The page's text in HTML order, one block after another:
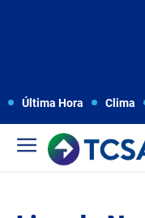
Última Hora Clima